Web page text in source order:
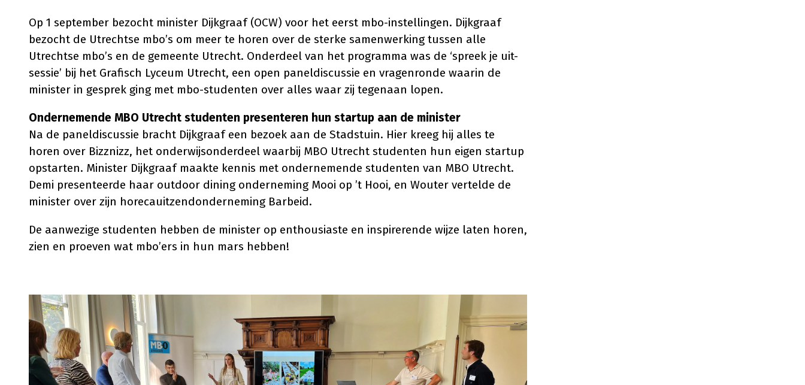
Op 1 september bezocht minister Dijkgraaf (OCW) voor het eerst mbo-instellingen. Dijkgraaf
bezocht de Utrechtse mbo’s om meer te horen over de sterke samenwerking tussen alle
Utrechtse mbo’s en de gemeente Utrecht. Onderdeel van het programma was de ‘spreek je uit-
sessie’ bij het Grafisch Lyceum Utrecht, een open paneldiscussie en vragenronde waarin de
minister in gesprek ging met mbo-studenten over alles waar zij tegenaan lopen.
Ondernemende MBO Utrecht studenten presenteren hun startup aan de minister
Na de paneldiscussie bracht Dijkgraaf een bezoek aan de Stadstuin. Hier kreeg hij alles te
horen over Bizznizz, het onderwijsonderdeel waarbij MBO Utrecht studenten hun eigen startup
opstarten. Minister Dijkgraaf maakte kennis met ondernemende studenten van MBO Utrecht.
Demi presenteerde haar outdoor dining onderneming Mooi op ’t Hooi, en Wouter vertelde de
minister over zijn horecauitzendonderneming Barbeid.
De aanwezige studenten hebben de minister op enthousiaste en inspirerende wijze laten horen,
zien en proeven wat mbo’ers in hun mars hebben!